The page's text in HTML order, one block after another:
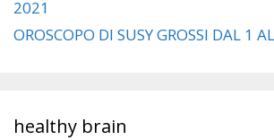
2021
OROSCOPO DI SUSY GROSSI DAL 1
healthy brain